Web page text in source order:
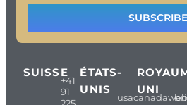
SUBSCRIBE
SUISSE
+41
91
ÉTATS-
UNIS
UNI